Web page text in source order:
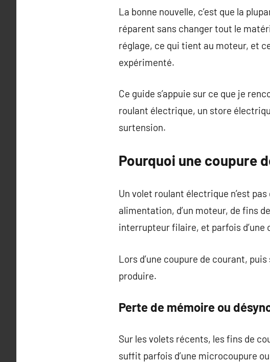
La bonne nouvelle, c’est que la
réparent sans changer tout le
réglage, ce qui tient au moteur, et
expérimenté.
Ce guide s’appuie sur ce que je
roulant électrique, un store
surtension.
Pourquoi une coupure
Un volet roulant électrique n’est pas
alimentation, d’un moteur, de fins
interrupteur filaire, et parfois
Lors d’une coupure de courant,
produire.
Perte de mémoire ou
Sur les volets récents, les fins de
suffit parfois d’une microcoupure